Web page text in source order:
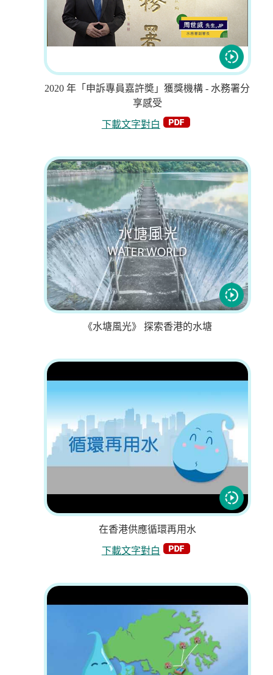
2020 年「申訴專員嘉許奬」獲獎機構 - 水務署分
享感受
下載文字對白
《水塘風光》 探索香港的水塘
在香港供應循環再用水
下載文字對白